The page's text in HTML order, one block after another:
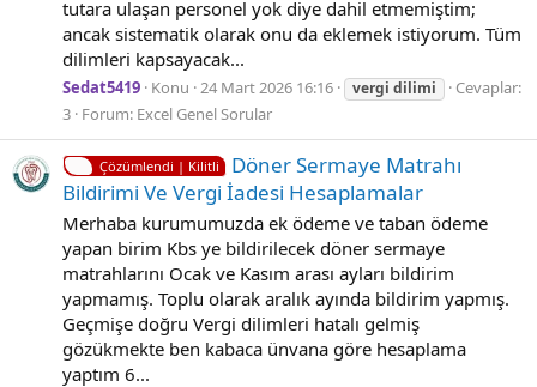
tutara ulaşan personel yok diye dahil etmemiştim;
ancak sistematik olarak onu da eklemek istiyorum. Tüm
dilimleri kapsayacak...
Sedat5419 Konu 24 Mart 2026 16:16 vergi dilimi
Cevaplar:
3 Forum: Excel Genel Sorular
Çözümlendi | Kilitli
Döner Sermaye Matrahı
Bildirimi Ve Vergi İadesi Hesaplamalar
Merhaba kurumumuzda ek ödeme ve taban ödeme
yapan birim Kbs ye bildirilecek döner sermaye
matrahlarını Ocak ve Kasım arası ayları bildirim
yapmamış. Toplu olarak aralık ayında bildirim yapmış.
Geçmişe doğru Vergi dilimleri hatalı gelmiş
gözükmekte ben kabaca ünvana göre hesaplama
yaptım 6...